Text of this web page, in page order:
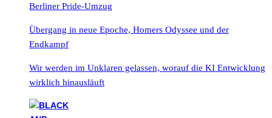
Berliner Pride-Umzug
Übergang in neue Epoche, Homers Odyssee und der
Endkampf
Wir werden im Unklaren gelassen, worauf die KI Entwicklung
wirklich hinausläuft